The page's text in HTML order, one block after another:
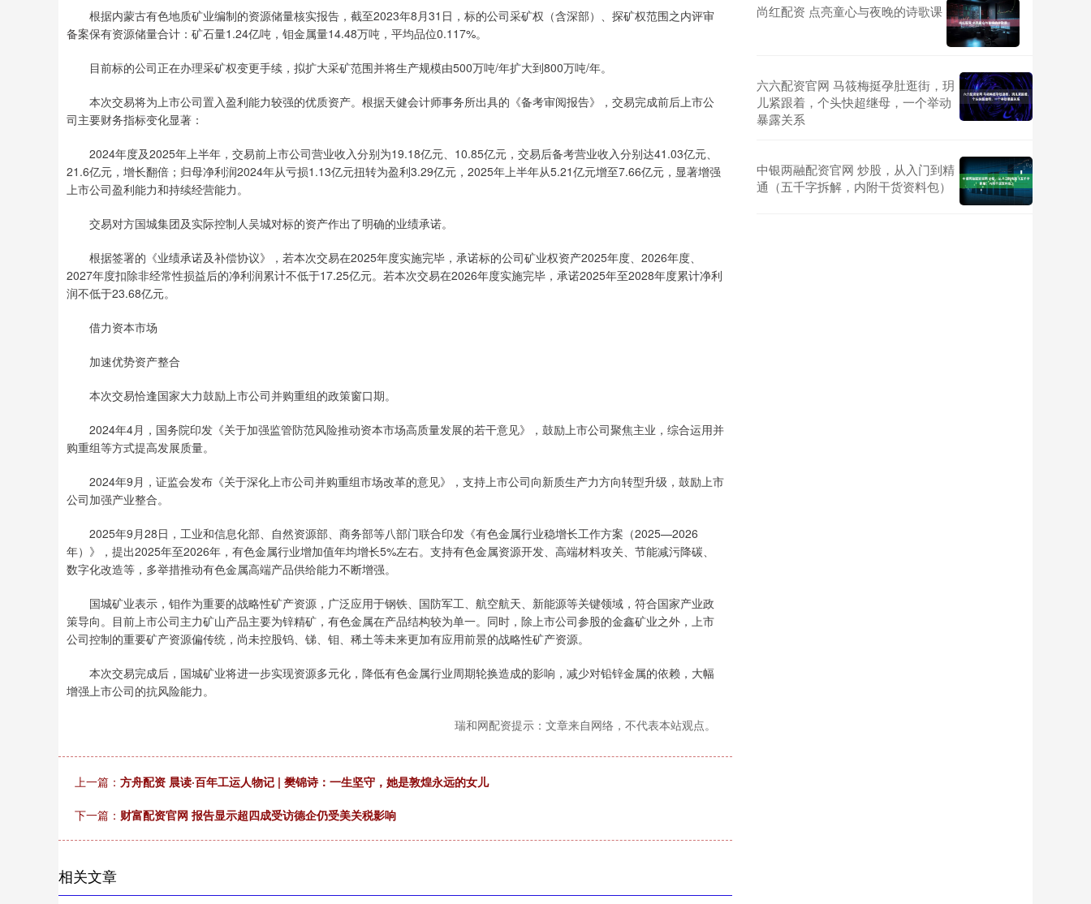
根据内蒙古有色地质矿业编制的资源储量核实报告，截至2023年8月31日，标的公司采矿权（含深部）、探矿权范围之内评审
备案保有资源储量合计：矿石量1.24亿吨，钼金属量14.48万吨，平均品位0.117%。
目前标的公司正在办理采矿权变更手续，拟扩大采矿范围并将生产规模由500万吨/年扩大到800万吨/年。
本次交易将为上市公司置入盈利能力较强的优质资产。根据天健会计师事务所出具的《备考审阅报告》，交易完成前后上市公
司主要财务指标变化显著：
2024年度及2025年上半年，交易前上市公司营业收入分别为19.18亿元、10.85亿元，交易后备考营业收入分别达41.03亿元、
21.6亿元，增长翻倍；归母净利润2024年从亏损1.13亿元扭转为盈利3.29亿元，2025年上半年从5.21亿元增至7.66亿元，显著增强
上市公司盈利能力和持续经营能力。
交易对方国城集团及实际控制人吴城对标的资产作出了明确的业绩承诺。
根据签署的《业绩承诺及补偿协议》，若本次交易在2025年度实施完毕，承诺标的公司矿业权资产2025年度、2026年度、
2027年度扣除非经常性损益后的净利润累计不低于17.25亿元。若本次交易在2026年度实施完毕，承诺2025年至2028年度累计净利
润不低于23.68亿元。
借力资本市场
加速优势资产整合
本次交易恰逢国家大力鼓励上市公司并购重组的政策窗口期。
2024年4月，国务院印发《关于加强监管防范风险推动资本市场高质量发展的若干意见》，鼓励上市公司聚焦主业，综合运用并
购重组等方式提高发展质量。
2024年9月，证监会发布《关于深化上市公司并购重组市场改革的意见》，支持上市公司向新质生产力方向转型升级，鼓励上市
公司加强产业整合。
2025年9月28日，工业和信息化部、自然资源部、商务部等八部门联合印发《有色金属行业稳增长工作方案（2025—2026
年）》，提出2025年至2026年，有色金属行业增加值年均增长5%左右。支持有色金属资源开发、高端材料攻关、节能减污降碳、
数字化改造等，多举措推动有色金属高端产品供给能力不断增强。
国城矿业表示，钼作为重要的战略性矿产资源，广泛应用于钢铁、国防军工、航空航天、新能源等关键领域，符合国家产业政
策导向。目前上市公司主力矿山产品主要为锌精矿，有色金属在产品结构较为单一。同时，除上市公司参股的金鑫矿业之外，上市
公司控制的重要矿产资源偏传统，尚未控股钨、锑、钼、稀土等未来更加有应用前景的战略性矿产资源。
本次交易完成后，国城矿业将进一步实现资源多元化，降低有色金属行业周期轮换造成的影响，减少对铅锌金属的依赖，大幅
增强上市公司的抗风险能力。
瑞和网配资提示：文章来自网络，不代表本站观点。
上一篇： 方舟配资 晨读·百年工运人物记 | 樊锦诗：一生坚守，她是敦煌永远的女儿
下一篇： 财富配资官网 报告显示超四成受访德企仍受美关税影响
相关文章
尚红配资 点亮童心与夜晚的诗歌课
六六配资官网 马筱梅挺孕肚逛街，玥
儿紧跟着，个头快超继母，一个举动
暴露关系
中银两融配资官网 炒股，从入门到精
通（五千字拆解，内附干货资料包）